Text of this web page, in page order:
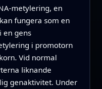
metylering, en
fungera som en
en gens
i promotorn
Vid normal
liknande
genaktivitet. Under